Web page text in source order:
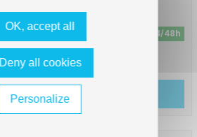
En stock - Livraison sous 24/48h
Ajouter au panier
OK, accept all
Deny all cookies
Personalize